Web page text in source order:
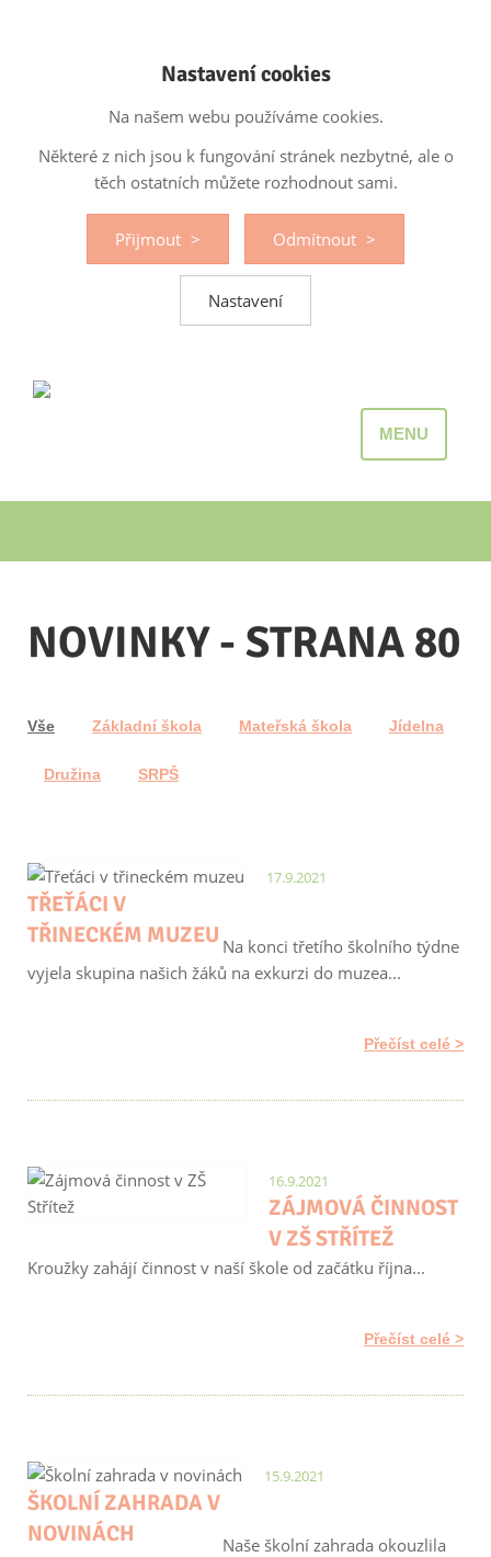
Nastavení cookies
Na našem webu používáme cookies.
Některé z nich jsou k fungování stránek nezbytné, ale o
těch ostatních můžete rozhodnout sami.
Přijmout Odmítnout
Nastavení
MENU
NOVINKY - STRANA 80
Vše Základní škola Mateřská škola Jídelna
Družina SRPŠ
17.9.2021
TŘEŤÁCI V
TŘINECKÉM MUZEU Na konci třetího školního týdne
vyjela skupina našich žáků na exkurzi do muzea...
Přečíst celé
16.9.2021
ZÁJMOVÁ ČINNOST
V ZŠ STŘÍTEŽ
Kroužky zahájí činnost v naší škole od začátku října...
Přečíst celé
15.9.2021
ŠKOLNÍ ZAHRADA V
NOVINÁCH
Naše školní zahrada okouzlila